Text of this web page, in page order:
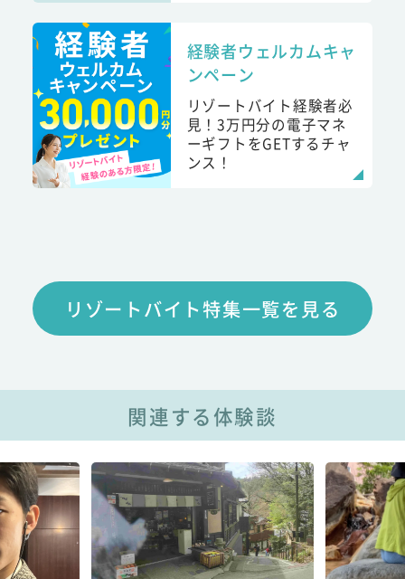
経験者ウェルカムキャ
ンペーン
リゾートバイト経験者必
見！3万円分の電子マネ
ーギフトをGETするチャ
ンス！
リゾートバイト特集一覧を見る
関連する体験談